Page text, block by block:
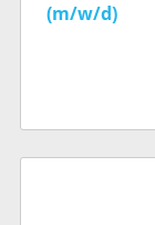
(m/w/d)